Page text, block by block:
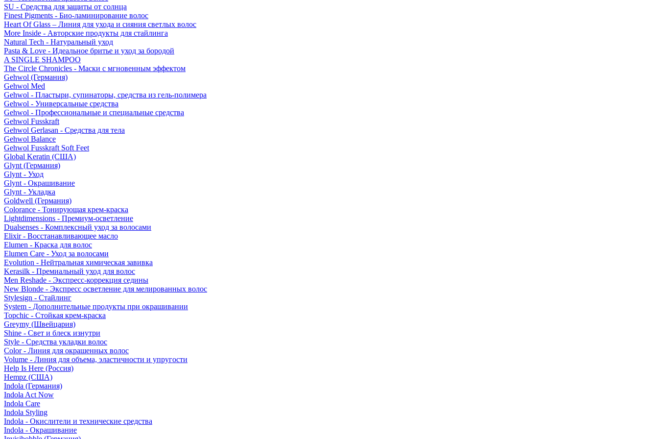
SU - Средства для защиты от солнца
Finest Pigments - Био-ламинирование волос
Heart Of Glass – Линия для ухода и сияния светлых волос
More Inside - Авторские продукты для стайлинга
Natural Tech - Натуральный уход
Pasta & Love - Идеальное бритье и уход за бородой
A SINGLE SHAMPOO
The Circle Chronicles - Маски с мгновенным эффектом
Gehwol (Германия)
Gehwol Med
Gehwol - Пластыри, супинаторы, средства из гель-полимера
Gehwol - Универсальные средства
Gehwol - Профессиональные и специальные средства
Gehwol Fusskraft
Gehwol Gerlasan - Средства для тела
Gehwol Balance
Gehwol Fusskraft Soft Feet
Global Keratin (США)
Glynt (Германия)
Glynt - Уход
Glynt - Окрашивание
Glynt - Укладка
Goldwell (Германия)
Colorance - Тонирующая крем-краска
Lightdimensions - Премиум-осветление
Dualsenses - Комплексный уход за волосами
Elixir - Восстанавливающее масло
Elumen - Краска для волос
Elumen Care - Уход за волосами
Evolution - Нейтральная химическая завивка
Kerasilk - Премиальный уход для волос
Men Reshade - Экспресс-коррекция седины
New Blonde - Экспресс осветление для мелированных волос
Stylesign - Стайлинг
System - Дополнительные продукты при окрашивании
Topchic - Стойкая крем-краска
Greymy (Швейцария)
Shine - Свет и блеск изнутри
Style - Средства укладки волос
Color - Линия для окрашенных волос
Volume - Линия для объема, эластичности и упругости
Help Is Here (Россия)
Hempz (США)
Indola (Германия)
Indola Act Now
Indola Care
Indola Styling
Indola - Окислители и технические средства
Indola - Окрашивание